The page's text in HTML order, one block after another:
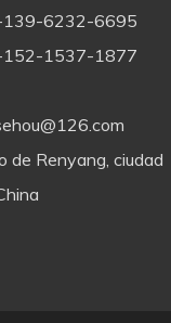
6232-6695
1537-1877
de Renyang, ciudad